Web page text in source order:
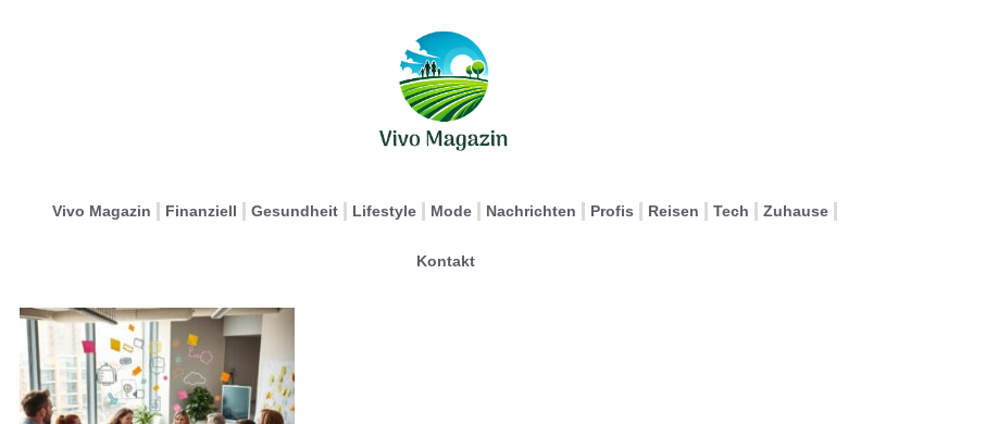
Vivo Magazin Finanziell Gesundheit Lifestyle Mode Nachrichten Profis Reisen Tech Zuhause
Kontakt